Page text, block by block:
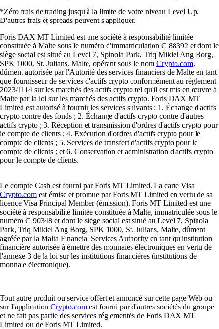
*Zéro frais de trading jusqu'à la limite de votre niveau Level Up.
D'autres frais et spreads peuvent s'appliquer.
Foris DAX MT Limited est une société à responsabilité limitée
constituée à Malte sous le numéro d'immatriculation C 88392 et dont le
siège social est situé au Level 7, Spinola Park, Triq Mikiel Ang Borg,
SPK 1000, St. Julians, Malte, opérant sous le nom Crypto.com,
dûment autorisée par l'Autorité des services financiers de Malte en tant
que fournisseur de services d'actifs crypto conformément au règlement
2023/1114 sur les marchés des actifs crypto tel qu'il est mis en œuvre à
Malte par la loi sur les marchés des actifs crypto. Foris DAX MT
Limited est autorisé à fournir les services suivants : 1. Échange d'actifs
crypto contre des fonds ; 2. Échange d'actifs crypto contre d'autres
actifs crypto ; 3. Réception et transmission d'ordres d'actifs crypto pour
le compte de clients ; 4. Exécution d'ordres d'actifs crypto pour le
compte de clients ; 5. Services de transfert d'actifs crypto pour le
compte de clients ; et 6. Conservation et administration d'actifs crypto
pour le compte de clients.
Le compte Cash est fourni par Foris MT Limited. La carte Visa
Crypto.com est émise et promue par Foris MT Limited en vertu de sa
licence Visa Principal Member (émission). Foris MT Limited est une
société à responsabilité limitée constituée à Malte, immatriculée sous le
numéro C 90348 et dont le siège social est situé au Level 7, Spinola
Park, Triq Mikiel Ang Borg, SPK 1000, St. Julians, Malte, dûment
agréée par la Malta Financial Services Authority en tant qu'institution
financière autorisée à émettre des monnaies électroniques en vertu de
l'annexe 3 de la loi sur les institutions financières (institutions de
monnaie électronique).
Tout autre produit ou service offert et annoncé sur cette page Web ou
sur l'application Crypto.com est fourni par d'autres sociétés du groupe
et ne fait pas partie des services réglementés de Foris DAX MT
Limited ou de Foris MT Limited.